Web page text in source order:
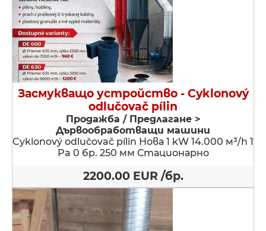
Засмукващо устройство - Cyklonový
odlučovač pílin
Продажба / Предлагане >
Дървообработващи машини
Cyklonový odlučovač pílin Нова 1 kW 14.000 м³/h 1
Pa 0 бр. 250 мм Стационарно
2200.00 EUR /бр.